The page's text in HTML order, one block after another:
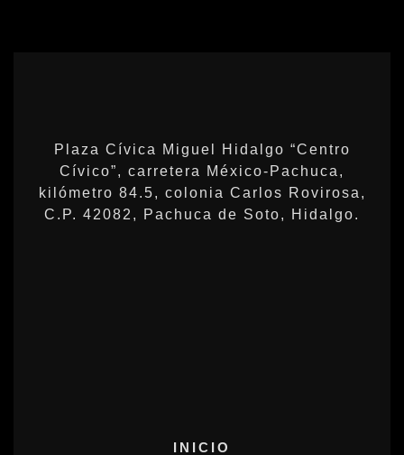
Plaza Cívica Miguel Hidalgo “Centro
Cívico”, carretera México-Pachuca,
kilómetro 84.5, colonia Carlos Rovirosa,
C.P. 42082, Pachuca de Soto, Hidalgo.
INICIO